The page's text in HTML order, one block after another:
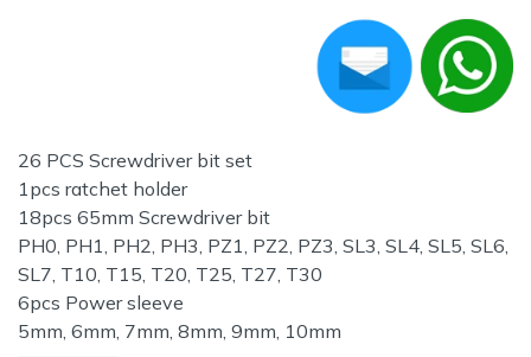
26 PCS Screwdriver bit set
1pcs ratchet holder
18pcs 65mm Screwdriver bit
PH0, PH1, PH2, PH3, PZ1, PZ2, PZ3, SL3, SL4, SL5, SL6,
SL7, T10, T15, T20, T25, T27, T30
6pcs Power sleeve
5mm, 6mm, 7mm, 8mm, 9mm, 10mm